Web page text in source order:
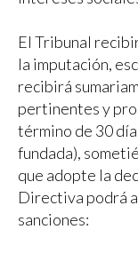
El Tribunal
la imputación,
recibirá
pertinentes y
término de 30
fundada),
que adopte la
Directiva podrá
sanciones: